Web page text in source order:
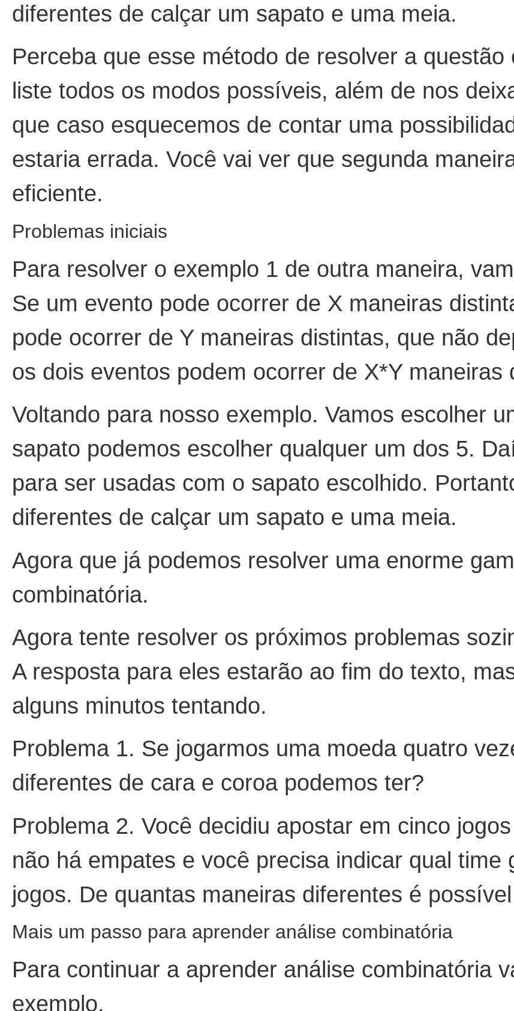
diferentes de calçar um sapato e uma meia.
Perceba que esse método de resolver a
liste todos os modos possíveis, além de nos
que caso esquecemos de contar uma
estaria errada. Você vai ver que segunda
eficiente.
Problemas iniciais
Para resolver o exemplo 1 de outra maneira,
Se um evento pode ocorrer de X maneiras
pode ocorrer de Y maneiras distintas, que não
os dois eventos podem ocorrer de X*Y maneiras
Voltando para nosso exemplo. Vamos escolher
sapato podemos escolher qualquer um dos 5.
para ser usadas com o sapato escolhido.
diferentes de calçar um sapato e uma meia.
Agora que já podemos resolver uma enorme
combinatória.
Agora tente resolver os próximos problemas
A resposta para eles estarão ao fim do texto,
alguns minutos tentando.
Problema 1. Se jogarmos uma moeda quatro
diferentes de cara e coroa podemos ter?
Problema 2. Você decidiu apostar em cinco
não há empates e você precisa indicar qual time
jogos. De quantas maneiras diferentes é
Mais um passo para aprender análise combinatória
Para continuar a aprender análise combinatória
exemplo.